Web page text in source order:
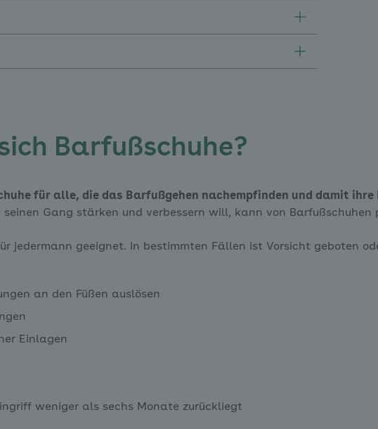
Barfußschuhe?
für alle, die das Barfußgehen nachempfinden und damit
seinen Gang stärken und verbessern will, kann von Barfußschuhen
jedermann geeignet. In bestimmten Fällen ist Vorsicht geboten
an den Füßen auslösen
Einlagen
weniger als sechs Monate zurückliegt